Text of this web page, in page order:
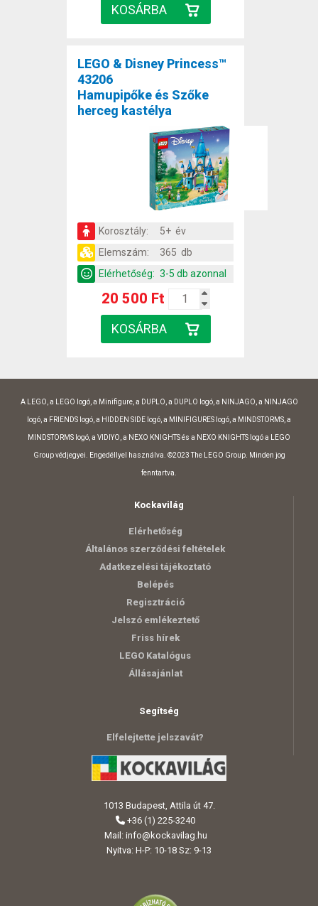
LEGO & Disney Princess™
43206
Hamupipőke és Szőke
herceg kastélya
Korosztály:
5+ év
Elemszám:
365 db
Elérhetőség: 3-5 db azonnal
20 500 Ft
A LEGO, a LEGO logó, a Minifigure, a DUPLO, a DUPLO logó, a NINJAGO, a NINJAGO
logó, a FRIENDS logó, a HIDDEN SIDE logó, a MINIFIGURES logó, a MINDSTORMS, a
MINDSTORMS logó, a VIDIYO, a NEXO KNIGHTS és a NEXO KNIGHTS logó a LEGO
Group védjegyei. Engedéllyel használva. ©2023 The LEGO Group. Minden jog
fenntartva.
Kockavilág
Elérhetőség
Általános szerződési feltételek
Adatkezelési tájékoztató
Belépés
Regisztráció
Jelszó emlékeztető
Friss hírek
LEGO Katalógus
Állásajánlat
Segítség
Elfelejtette jelszavát?
1013 Budapest, Attila út 47.
+36 (1) 225-3240
Mail: info@kockavilag.hu
Nyitva: H-P: 10-18 Sz: 9-13